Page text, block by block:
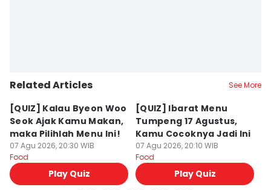
Related Articles See More
[QUIZ] Kalau Byeon Woo
Seok Ajak Kamu Makan,
maka Pilihlah Menu Ini!
07 Agu 2026, 20:30 WIB
Food
Play Quiz
[QUIZ] Ibarat Menu
Tumpeng 17 Agustus,
Kamu Cocoknya Jadi Ini
07 Agu 2026, 20:10 WIB
Food
Play Quiz